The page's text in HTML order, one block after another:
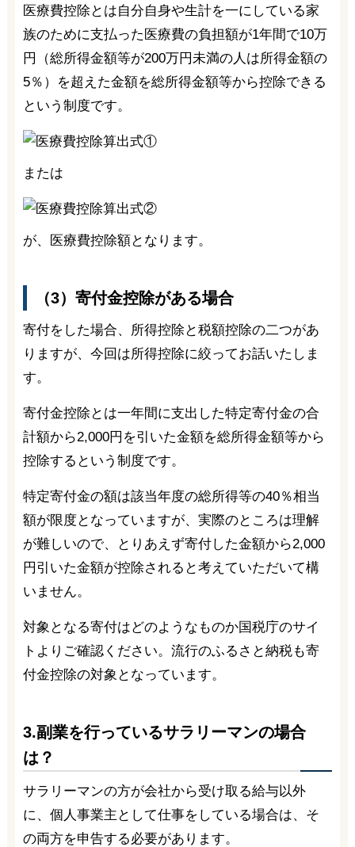
医療費控除とは自分自身や生計を一にしている家
族のために支払った医療費の負担額が1年間で10万
円（総所得金額等が200万円未満の人は所得金額の
5％）を超えた金額を総所得金額等から控除できる
という制度です。
または
が、医療費控除額となります。
（3）寄付金控除がある場合
寄付をした場合、所得控除と税額控除の二つがあ
りますが、今回は所得控除に絞ってお話いたしま
す。
寄付金控除とは一年間に支出した特定寄付金の合
計額から2,000円を引いた金額を総所得金額等から
控除するという制度です。
特定寄付金の額は該当年度の総所得等の40％相当
額が限度となっていますが、実際のところは理解
が難しいので、とりあえず寄付した金額から2,000
円引いた金額が控除されると考えていただいて構
いません。
対象となる寄付はどのようなものか国税庁のサイ
トよりご確認ください。流行のふるさと納税も寄
付金控除の対象となっています。
3.副業を行っているサラリーマンの場合
は？
サラリーマンの方が会社から受け取る給与以外
に、個人事業主として仕事をしている場合は、そ
の両方を申告する必要があります。